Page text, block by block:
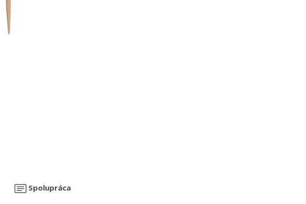
Spolupráca